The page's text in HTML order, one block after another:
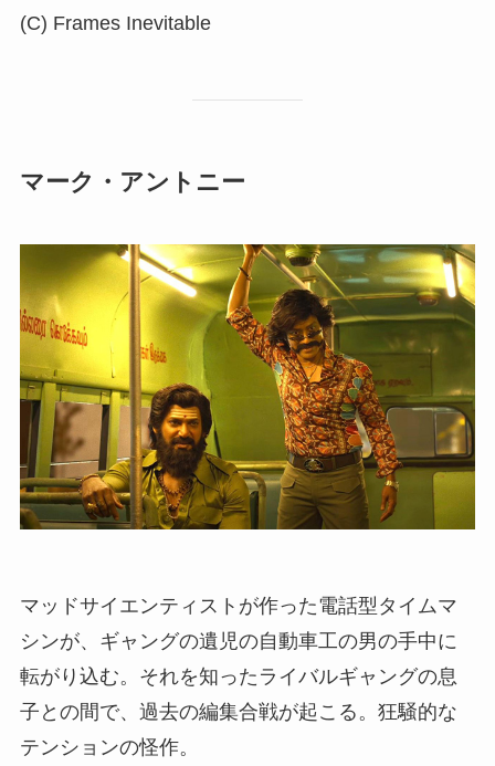
(C) Frames Inevitable
マーク・アントニー
マッドサイエンティストが作った電話型タイムマ
シンが、ギャングの遺児の自動車工の男の手中に
転がり込む。それを知ったライバルギャングの息
子との間で、過去の編集合戦が起こる。狂騒的な
テンションの怪作。